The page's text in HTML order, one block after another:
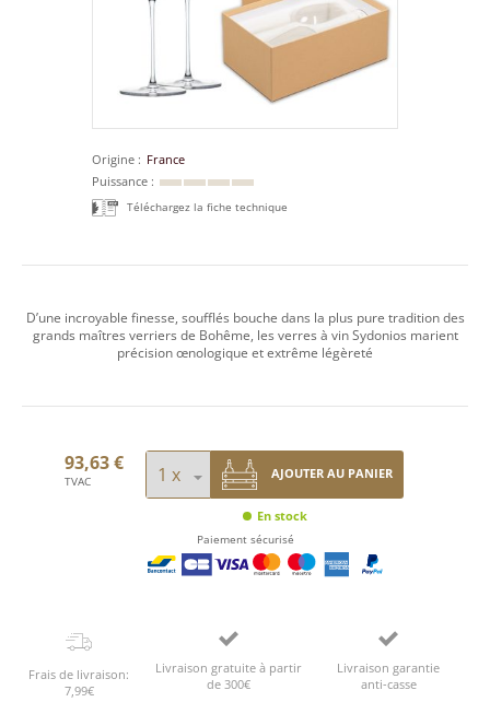
Origine
France
Puissance
Téléchargez la fiche technique
D’une incroyable finesse, soufflés bouche dans la plus pure tradition des
grands maîtres verriers de Bohême, les verres à vin Sydonios marient
précision œnologique et extrême légèreté
93,63 €
TVAC
AJOUTER AU PANIER
En stock
Paiement sécurisé
Frais de livraison:
7,99€
Livraison gratuite à partir
de 300€
Livraison garantie
anti-casse